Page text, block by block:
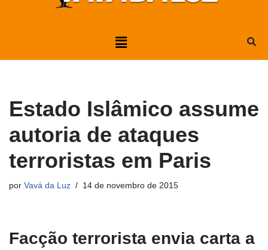
Estado Islâmico assume
autoria de ataques
terroristas em Paris
por Vavá da Luz 14 de novembro de 2015
Facção terrorista envia carta a